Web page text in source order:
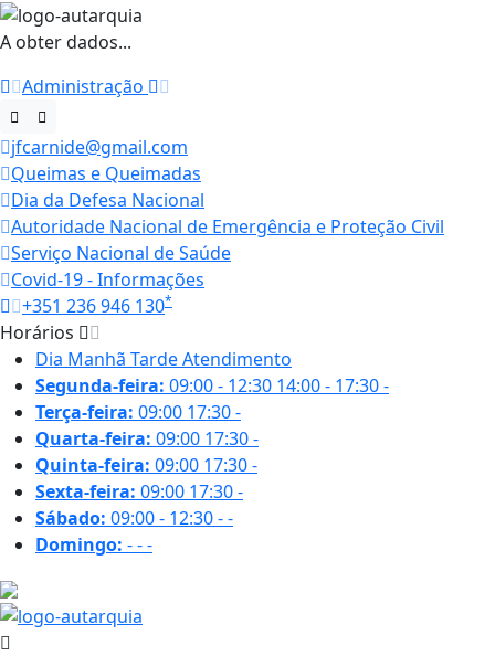
A obter dados...
Administração
jfcarnide@gmail.com
Queimas e Queimadas
Dia da Defesa Nacional
Autoridade Nacional de Emergência e Proteção Civil
Serviço Nacional de Saúde
Covid-19 - Informações
+351 236 946 130*
Horários
Dia Manhã TardeAtendimento
Segunda-feira: 09:00 - 12:30 14:00 - 17:30-
Terça-feira: 09:00 17:30-
Quarta-feira: 09:00 17:30-
Quinta-feira: 09:00 17:30-
Sexta-feira: 09:00 17:30-
Sábado: 09:00 - 12:30--
Domingo: ---